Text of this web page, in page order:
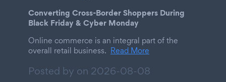
Converting Cross-Border Shoppers During
Black Friday & Cyber Monday
Online commerce is an integral part of the
overall retail business. Read More
Posted by on 2026-08-08